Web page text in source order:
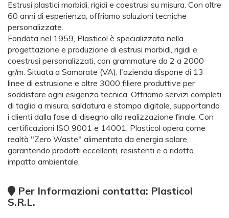
Estrusi plastici morbidi, rigidi e coestrusi su misura. Con oltre
60 anni di esperienza, offriamo soluzioni tecniche
personalizzate.
Fondata nel 1959, Plasticol è specializzata nella
progettazione e produzione di estrusi morbidi, rigidi e
coestrusi personalizzati, con grammature da 2 a 2000
gr/m. Situata a Samarate (VA), l'azienda dispone di 13
linee di estrusione e oltre 3000 filiere produttive per
soddisfare ogni esigenza tecnica. Offriamo servizi completi
di taglio a misura, saldatura e stampa digitale, supportando
i clienti dalla fase di disegno alla realizzazione finale. Con
certificazioni ISO 9001 e 14001, Plasticol opera come
realtà "Zero Waste" alimentata da energia solare,
garantendo prodotti eccellenti, resistenti e a ridotto
impatto ambientale.
Per Informazioni contatta: Plasticol
S.R.L.